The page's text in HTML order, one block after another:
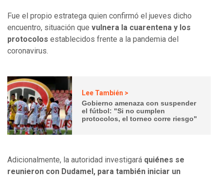
Fue el propio estratega quien confirmó el jueves dicho
encuentro, situación que vulnera la cuarentena y los
protocolos establecidos frente a la pandemia del
coronavirus.
Lee También >
Gobierno amenaza con suspender
el fútbol: "Si no cumplen
protocolos, el torneo corre riesgo"
Adicionalmente, la autoridad investigará quiénes se
reunieron con Dudamel, para también iniciar un